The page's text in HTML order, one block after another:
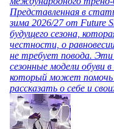
Представленная в
зима 2026/27 от Future
будущего сезона,
честности, о
не требует повода.
сезонные модели обуви
который может помочь
рассказать о себе и